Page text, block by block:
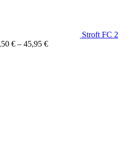
Stroft FC 2
€ – 45,95 €